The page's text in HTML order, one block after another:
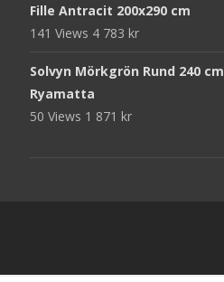
Fille Antracit 200x290 cm
141 Views 4 783 kr
Solvyn Mörkgrön Rund 240 cm
Ryamatta
50 Views 1 871 kr